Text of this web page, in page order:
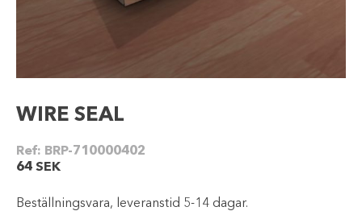
WIRE SEAL
Ref: BRP-710000402
64 SEK
Beställningsvara, leveranstid 5-14 dagar.